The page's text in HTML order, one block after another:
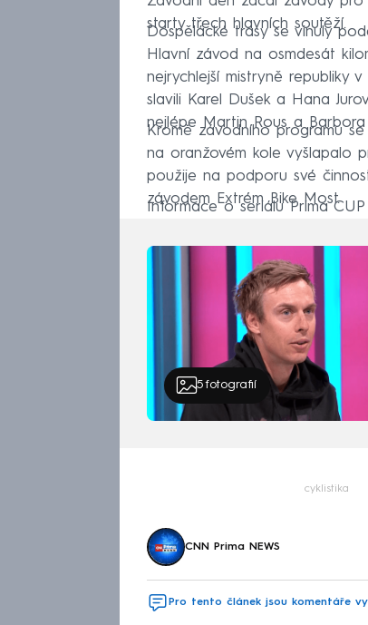
starty třech hlavních soutěží.
Dospělácké trasy se vinuly
Hlavní závod na osmdesát
nejrychlejší mistryně republiky
slavili Karel Dušek a Hana
nejlépe Martin Rous a Barbora
Kromě závodního programu
na oranžovém kole vyšlapalo
použije na podporu své
závodem Extrém Bike Most.
Informace o seriálu Prima
5fotografií
cyklistika
CNN Prima NEWS
Pro tento článek jsou komentáře